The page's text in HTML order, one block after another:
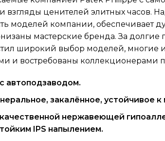
взгляды ценителей элитных часов.
моделей компании, обеспечивает
мастерские бренда. За долгие
широкий выбор моделей, многие
и востребованы коллекционерами
автоподзаводом.
закалённое, устойчивое
качественной нержавеющей
IPS напылением.